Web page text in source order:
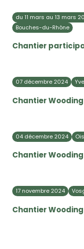
du 11 mars au 13 mars
Bouches-du-Rhône
Chantier
07 décembre 2024
Chantier
04 décembre 2024
Chantier
17 novembre 2024
Chantier